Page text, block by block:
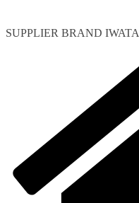
SUPPLIER BRAND